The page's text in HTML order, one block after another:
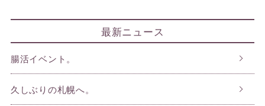
最新ニュース
腸活イベント。
久しぶりの札幌へ。